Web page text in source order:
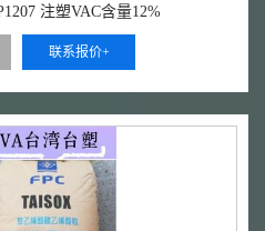
注塑VAC含量12%
联系报价+